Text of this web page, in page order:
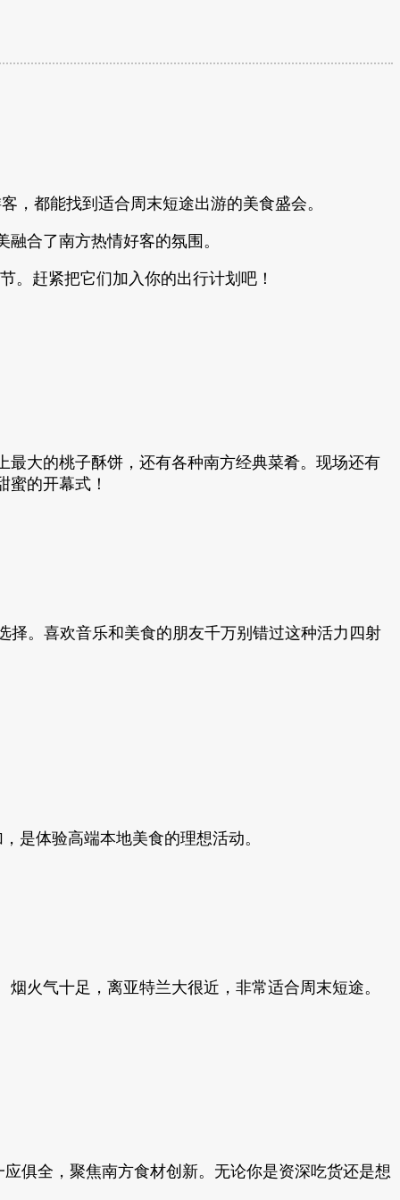
，都能找到适合周末短途出游的美食盛会。
合了南方热情好客的氛围。
。赶紧把它们加入你的出行计划吧！
大的桃子酥饼，还有各种南方经典菜肴。现场还有
的开幕式！
。喜欢音乐和美食的朋友千万别错过这种活力四射
是体验高端本地美食的理想活动。
火气十足，离亚特兰大很近，非常适合周末短途。
俱全，聚焦南方食材创新。无论你是资深吃货还是想